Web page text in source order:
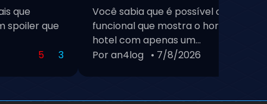
que
spoiler que
5 3
Você sabia que é possível criar um
funcional que mostra o horário de
hotel com apenas um...
Por an4log • 7/8/2026